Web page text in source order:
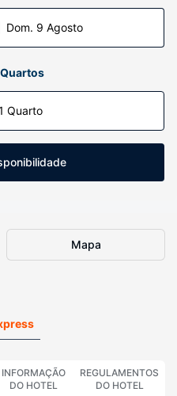
Dom. 9 Agosto
Quartos
Quarto
Mapa
INFORMAÇÃO
DO HOTEL
REGULAMENTOS
DO HOTEL